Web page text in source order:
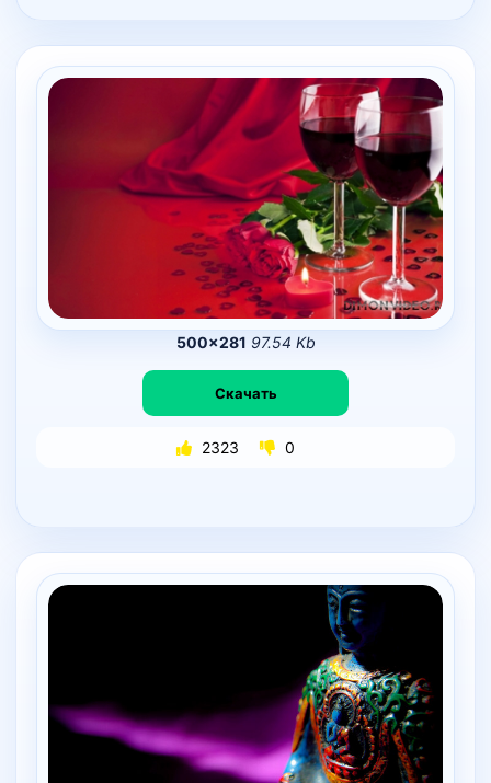
500×281 97.54 Kb
Скачать
2323 0